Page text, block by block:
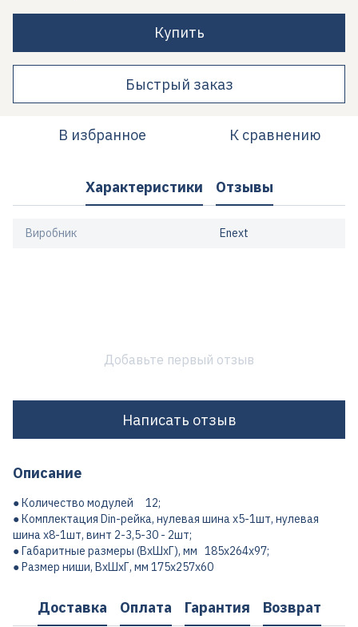
Купить
Быстрый заказ
В избранное К сравнению
Характеристики Отзывы
Виробник Enext
Добавьте первый отзыв
Написать отзыв
Описание
● Количество модулей 12;
● Комплектация Din-рейка, нулевая шина х5-1шт, нулевая
шина х8-1шт, винт 2-3,5-30 - 2шт;
● Габаритные размеры (ВхШхГ), мм 185х264х97;
● Размер ниши, ВхШхГ, мм 175х257х60
Доставка Оплата Гарантия Возврат